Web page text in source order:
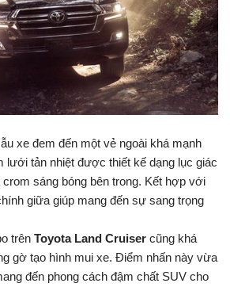
xe đem đến một vẻ ngoài khá mạnh
lưới tản nhiệt được thiết kế dạng lục giác
sáng bóng bên trong. Kết hợp với
giữa giúp mang đến sự sang trọng
trên Toyota Land Cruiser cũng khá
gờ tạo hình mui xe. Điểm nhấn này vừa
đến phong cách đậm chất SUV cho